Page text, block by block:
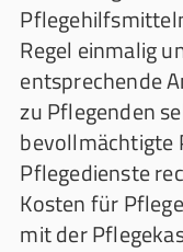
Regel einmalig
entsprechende
zu Pflegenden
bevollmächtigte
Pflegedienste
Kosten für
mit der